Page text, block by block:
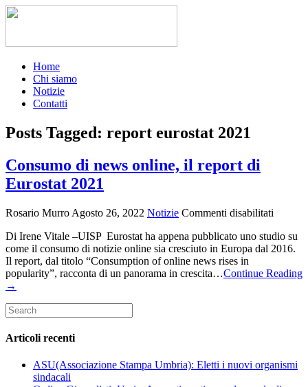
Home
Chi siamo
Notizie
Contatti
Posts Tagged: report eurostat 2021
Consumo di news online, il report di
Eurostat 2021
Rosario Murro Agosto 26, 2022 Notizie Commenti disabilitati
di
news
il
Di Irene Vitale –UISP Eurostat ha appena pubblicato uno studio su
come il consumo di notizie online sia cresciuto in Europa dal 2016.
Il report, dal titolo “Consumption of online news rises in
popularity”, racconta di un panorama in crescita…Continue Reading
→
Search
for:
Articoli recenti
ASU(Associazione Stampa Umbria): Eletti i nuovi organismi
sindacali